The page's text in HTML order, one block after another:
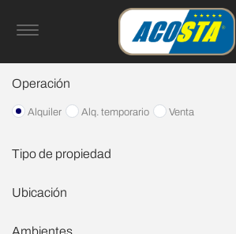
Operación
Alquiler Alq. temporario Venta
Tipo de propiedad
Edificio
Ubicación
Ambientes